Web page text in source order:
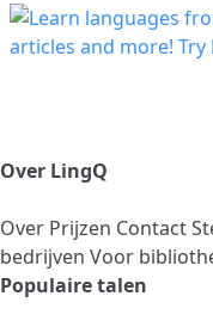
Over LingQ
Over Prijzen Contact
bedrijven Voor
Populaire talen